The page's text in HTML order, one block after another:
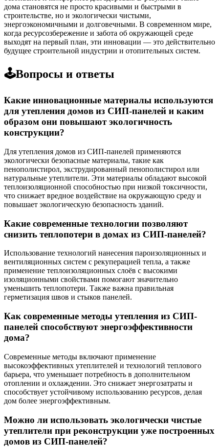
дома становятся не просто красивыми и быстрыми в
строительстве, но и экологически чистыми,
энергоэкономичными и долговечными. В современном мире,
когда ресурсозбережение и забота об окружающей среде
выходят на первый план, эти инновации — это действительно
будущее строительной индустрии и отопительных систем.
🕹️Вопросы и ответы
Какие инновационные материалы используются
для утепления домов из СИП-панелей и каким
образом они повышают экологичность
конструкции?
Для утепления домов из СИП-панелей применяются
экологически безопасные материалы, такие как
пенополистирол, экструдированный пенополистирол или
натуральные утеплители. Эти материалы обладают высокой
теплоизоляционной способностью при низкой токсичности,
что снижает вредное воздействие на окружающую среду и
повышает экологическую безопасность зданий.
Какие современные технологии позволяют
снизить теплопотери в домах из СИП-панелей?
Использование технологий нанесения пароизоляционных и
вентиляционных систем с рекуперацией тепла, а также
применение теплоизоляционных слоёв с высокими
изоляционными свойствами помогают значительно
уменьшить теплопотери. Также важна правильная
герметизация швов и стыков панелей.
Как современные методы утепления из СИП-
панелей способствуют энергоэффективности
дома?
Современные методы включают применение
высокоэффективных утеплителей и технологий теплового
барьера, что уменьшает потребность в дополнительном
отоплении и охлаждении. Это снижает энергозатраты и
способствует устойчивому использованию ресурсов, делая
дом более энергоэффективным.
Можно ли использовать экологически чистые
утеплители при реконструкции уже построенных
домов из СИП-панелей?